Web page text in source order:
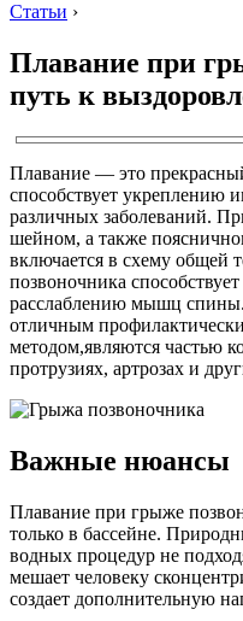
Статьи ›
Плавание при
путь к
Плавание — это
способствует укреплению
различных заболеваний.
шейном, а также
включается в схему общей
позвоночника
расслаблению мышц
отличным
методом,являются частью
протрузиях, артрозах и
Важные нюансы
Плавание при грыже
только в бассейне.
водных процедур не
мешает человеку
создает дополнительную